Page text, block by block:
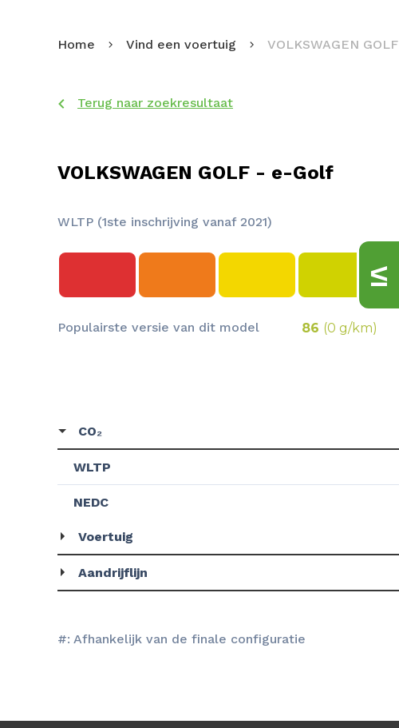
Home Vind een voertuig VOLKSWAGEN GOLF
Terug naar zoekresultaat
VOLKSWAGEN GOLF - e-Golf
WLTP (1ste inschrijving vanaf 2021)
≤
Populairste versie van dit model 86 (0 g/km)
CO₂
WLTP
NEDC
Voertuig
Aandrijflijn
#: Afhankelijk van de finale configuratie